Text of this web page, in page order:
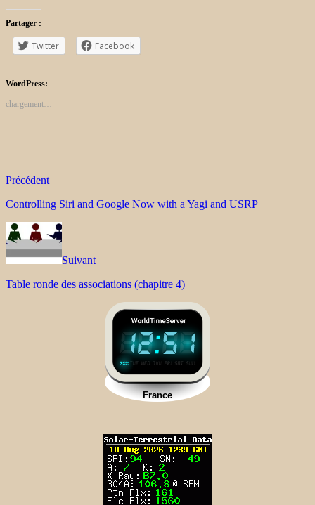
Partager :
Twitter Facebook
WordPress:
chargement…
Précédent
Controlling Siri and Google Now with a Yagi and USRP
Suivant
Table ronde des associations (chapitre 4)